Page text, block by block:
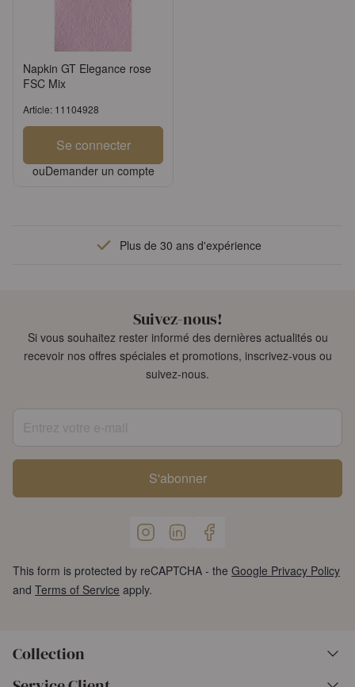
Napkin GT Elegance rose
FSC Mix
Article: 11104928
Se connecter
ouDemander un compte
Plus de 30 ans d'expérience
Suivez-nous!
Si vous souhaitez rester informé des dernières actualités ou
recevoir nos offres spéciales et promotions, inscrivez-vous ou
suivez-nous.
S'abonner
This form is protected by reCAPTCHA - the Google Privacy Policy
and Terms of Service apply.
Collection